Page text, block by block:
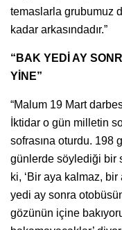
temaslarla grubumuz
kadar arkasındadır.”
“BAK YEDİ AY
YİNE”
“Malum 19 Mart
İktidar o gün milletin
sofrasına oturdu. 198
günlerde söylediği bir
ki, ‘Bir aya kalmaz, bir
yedi ay sonra
gözünün içine